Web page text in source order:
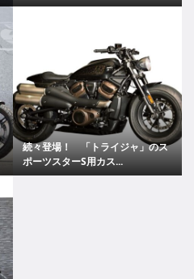
続々登場！ 「トライジャ」のス
ポーツスターS用カス...